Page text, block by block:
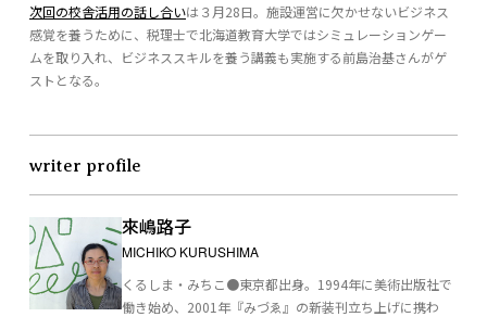
次回の校舎活用の話し合いは３月28日。施設運営に欠かせないビジネス
感覚を養うために、税理士で北海道教育大学ではシミュレーションゲー
ムを取り入れ、ビジネススキルを養う講義も実施する前島治基さんがゲ
ストとなる。
writer profile
來嶋路子
MICHIKO KURUSHIMA
くるしま・みちこ●東京都出身。1994年に美術出版社で
働き始め、2001年『みづゑ』の新装刊立ち上げに携わ